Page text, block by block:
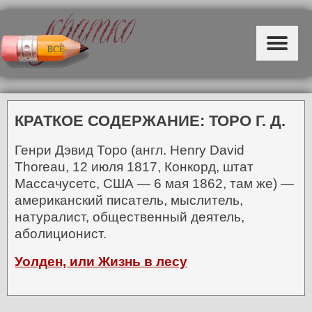
КРАТКОЕ СОДЕРЖАНИЕ: ТОРО Г. Д.
Генри Дэвид Торо (англ. Henry David
Thoreau, 12 июля 1817, Конкорд, штат
Массачусетс, США — 6 мая 1862, там же) —
американский писатель, мыслитель,
натуралист, общественный деятель,
аболиционист.
Уолден, или Жизнь в лесу